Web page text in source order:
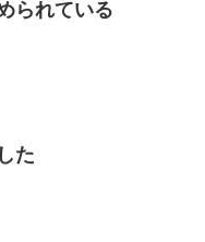
られている
た